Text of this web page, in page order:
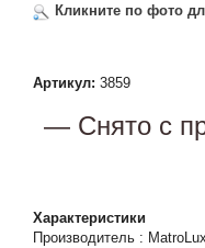
Кликните по фото
Артикул: 3859
— Снято с
Характеристики
Производитель :